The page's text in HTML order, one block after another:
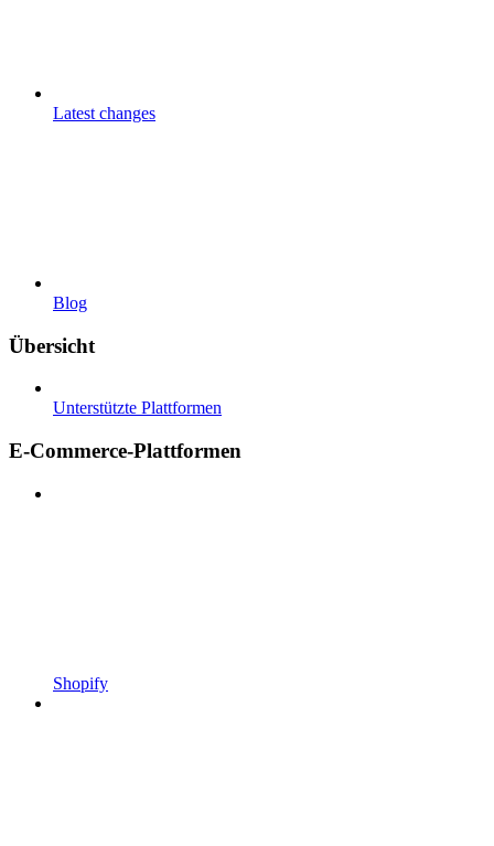
Latest changes
Blog
Übersicht
Unterstützte Plattformen
E-Commerce-Plattformen
Shopify